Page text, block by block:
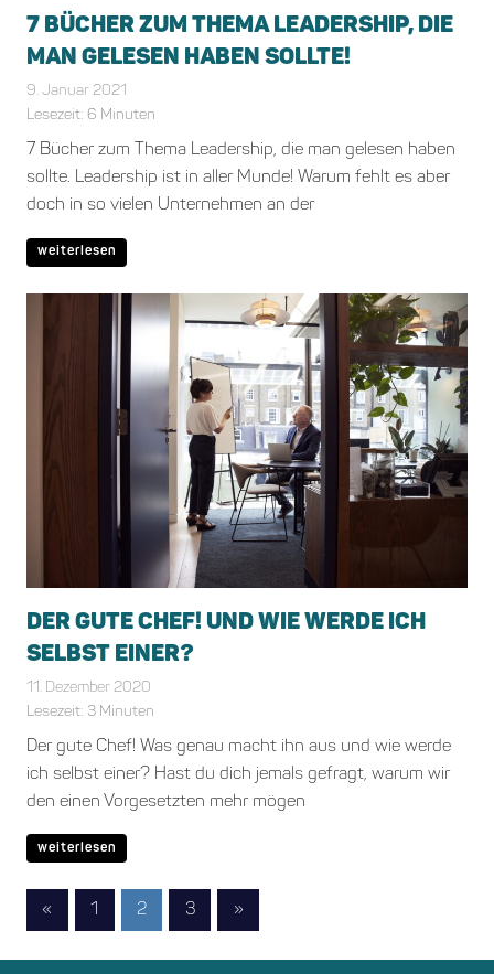
7 BÜCHER ZUM THEMA LEADERSHIP, DIE
MAN GELESEN HABEN SOLLTE!
9. Januar 2021
Lesezeit: 6 Minuten
7 Bücher zum Thema Leadership, die man gelesen haben
sollte. Leadership ist in aller Munde! Warum fehlt es aber
doch in so vielen Unternehmen an der
weiterlesen
DER GUTE CHEF! UND WIE WERDE ICH
SELBST EINER?
11. Dezember 2020
Lesezeit: 3 Minuten
Der gute Chef! Was genau macht ihn aus und wie werde
ich selbst einer? Hast du dich jemals gefragt, warum wir
den einen Vorgesetzten mehr mögen
weiterlesen
Beitragsnavigation
« Vorherige
Beiträge
1 2 3
Nächste
Beiträge
»